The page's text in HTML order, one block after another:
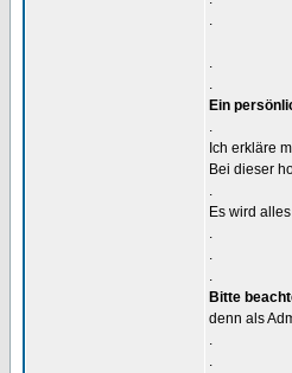
.
.
.
Ein
.
Ich erkläre
Bei dieser
.
Es wird
.
.
.
Bitte
denn als
.
.